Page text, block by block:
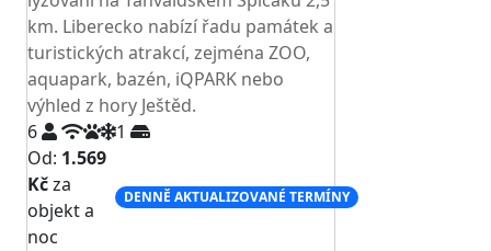
km. Liberecko nabízí řadu památek a
turistických atrakcí, zejména ZOO,
aquapark, bazén, iQPARK nebo
výhled z hory Ještěd.
6
1
Od: 1.569
Kčza
objekt a
noc
DENNĚ AKTUALIZOVANÉ TERMÍNY